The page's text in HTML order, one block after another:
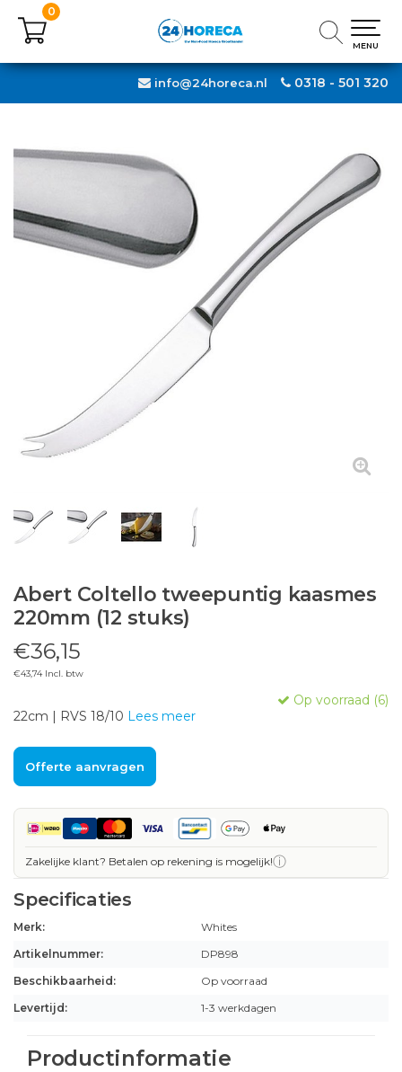
0318 - 501 320
info@24horeca.nl
0
MENU
0
MENU
Abert Coltello tweepuntig kaasmes
220mm (12 stuks)
€36,15
€43,74 Incl. btw
Op voorraad (6)
22cm | RVS 18/10 Lees meer
Offerte aanvragen
Zakelijke klant? Betalen op rekening is mogelijk!ⓘ
Specificaties
Merk:
Whites
Artikelnummer:
DP898
Beschikbaarheid:
Op voorraad
Levertijd:
1-3 werkdagen
Productinformatie